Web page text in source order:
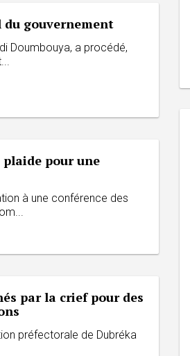
gouvernement
Doumbouya, a procédé,
plaide pour une
à une conférence des
par la crief pour des
préfectorale de Dubréka